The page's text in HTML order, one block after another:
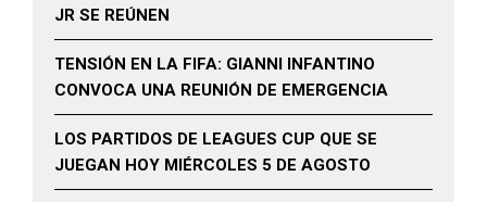
JR SE REÚNEN
TENSIÓN EN LA FIFA: GIANNI INFANTINO
CONVOCA UNA REUNIÓN DE EMERGENCIA
LOS PARTIDOS DE LEAGUES CUP QUE SE
JUEGAN HOY MIÉRCOLES 5 DE AGOSTO